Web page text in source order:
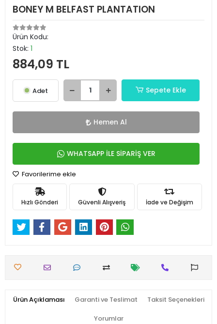
BONEY M BELFAST PLANTATION
Ürün Kodu:
Stok: 1
884,09 TL
Adet Sepete Ekle
Hemen Al
WHATSAPP İLE SİPARİŞ VER
Favorilerime ekle
Hızlı Gönderi Güvenli Alışveriş İade ve Değişim
Ürün Açıklaması Garanti ve Teslimat Taksit Seçenekleri
Yorumlar